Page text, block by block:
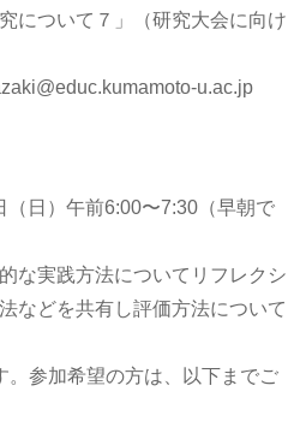
ついて７」（研究大会に向け
u.ac.jp
日）午前6:00〜7:30（早朝で
な実践方法についてリフレクシ
などを共有し評価方法について
参加希望の方は、以下までご